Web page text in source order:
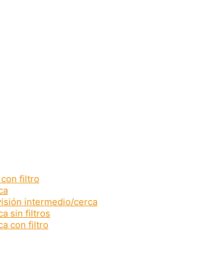
con filtro
intermedio/cerca
sin filtros
con filtro